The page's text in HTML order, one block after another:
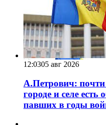
12:0305 авг 2026
А.Петрович:
городе и селе есть
павших в годы